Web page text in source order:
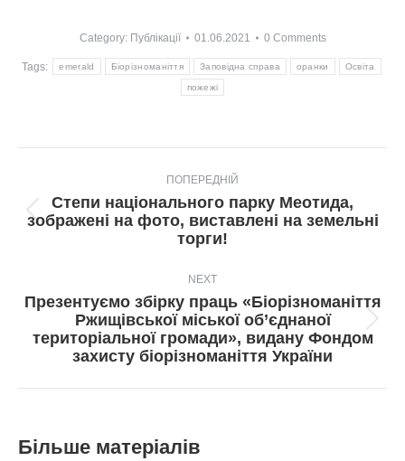
Category: Публікації 01.06.2021 0 Comments
Tags: emerald Біорізноманіття Заповідна справа оранки Освіта
пожежі
ПОПЕРЕДНІЙ
Попередній
пост:
Степи національного парку Меотида,
зображені на фото, виставлені на земельні
торги!
NEXT
Next
post:
Презентуємо збірку праць «Біорізноманіття
Ржищівської міської об’єднаної
територіальної громади», видану Фондом
захисту біорізноманіття України
Більше матеріалів